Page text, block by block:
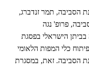
הסביבה, תמר זנדברג,
פרופ' נגה
הישראלי בפסגת
כלי המפות הלאומי
הסביבה. זאת, במסגרת